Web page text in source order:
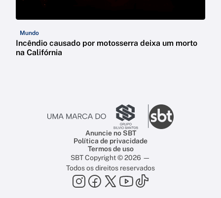
Mundo
Incêndio causado por motosserra deixa um morto
na Califórnia
Anuncie no SBT
Política de privacidade
Termos de uso
SBT Copyright © 2026 —
Todos os direitos reservados